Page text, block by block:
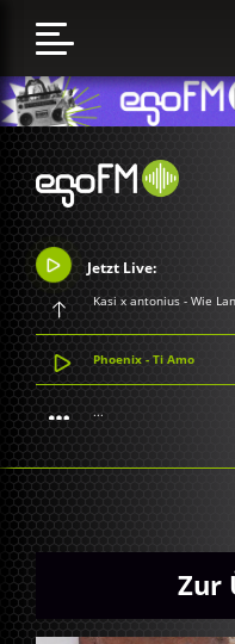
Jetzt Live:
Phoenix - Ti Amo
...
Zur